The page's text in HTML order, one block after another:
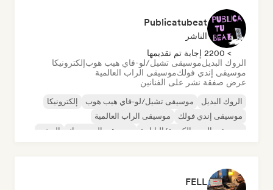
Publicatubeat
الناشر
> 2200 إجابة تم تقديمها
الروك البديلموسيقى تشيل/لو-فاي هيب هوبإلكترونيكا
موسيقى إندي فولكموسيقى الراب العالمية
عرض صفقة نشر على الفنانين
الروك البديل موسيقى تشيل/لو-فاي هيب هوب
إلكترونيكا
موسيقى إندي فولك
موسيقى الراب العالمية
موسيقى البوب الكورية/اليابانية
موسيقى البوب روك الريغي
FELL